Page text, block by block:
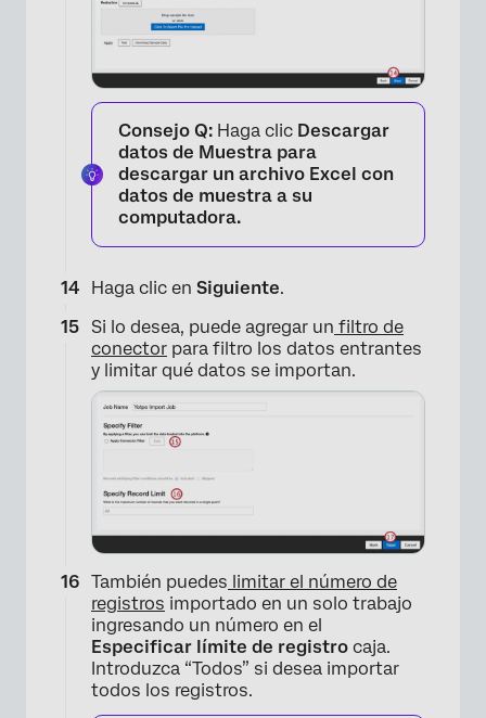
×
×
Consejo Q: Haga clic Descargar
datos de Muestra para
descargar un archivo Excel con
datos de muestra a su
computadora.
Haga clic en Siguiente.
Si lo desea, puede agregar un filtro de
conector para filtro los datos entrantes
y limitar qué datos se importan.
También puedes limitar el número de
registros importado en un solo trabajo
ingresando un número en el
Especificar límite de registro caja.
Introduzca “Todos” si desea importar
todos los registros.